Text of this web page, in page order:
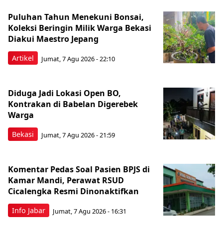
Artikel
Puluhan Tahun Menekuni Bonsai,
Koleksi Beringin Milik Warga Bekasi
Diakui Maestro Jepang
Jumat, 7 Agu 2026 - 22:10
Bekasi
Diduga Jadi Lokasi Open BO,
Kontrakan di Babelan Digerebek
Warga
Jumat, 7 Agu 2026 - 21:59
Info Jabar
Komentar Pedas Soal Pasien BPJS di
Kamar Mandi, Perawat RSUD
Cicalengka Resmi Dinonaktifkan
Jumat, 7 Agu 2026 - 16:31